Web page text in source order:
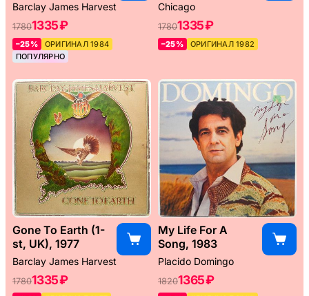
Barclay James Harvest
17801335 ₽
–25%
ОРИГИНАЛ 1984
ПОПУЛЯРНО
Chicago
17801335 ₽
–25% ОРИГИНАЛ 1982
Gone To Earth (1-
st, UK), 1977
Barclay James Harvest
17801335 ₽
My Life For A
Song, 1983
Placido Domingo
18201365 ₽